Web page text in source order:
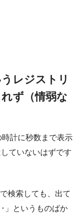
レジストリ
ず（情弱な
計に秒数まで表示
ていないはずです
検索しても、出て
」というものばか